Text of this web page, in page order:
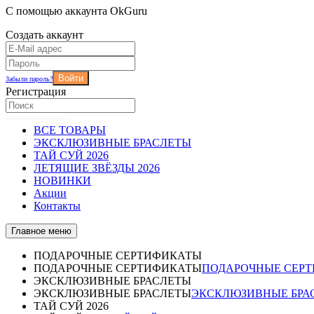
С помощью аккаунта OkGuru
Создать аккаунт
Забыли пароль? Войти
Регистрация
ВСЕ ТОВАРЫ
ЭКСКЛЮЗИВНЫЕ БРАСЛЕТЫ
ТАЙ СУЙ 2026
ЛЕТЯЩИЕ ЗВЁЗДЫ 2026
НОВИНКИ
Акции
Контакты
Главное меню
ПОДАРОЧНЫЕ СЕРТИФИКАТЫ
ПОДАРОЧНЫЕ СЕРТИФИКАТЫПОДАРОЧНЫЕ
ЭКСКЛЮЗИВНЫЕ БРАСЛЕТЫ
ЭКСКЛЮЗИВНЫЕ БРАСЛЕТЫЭКСКЛЮЗИВНЫЕ
ТАЙ СУЙ 2026